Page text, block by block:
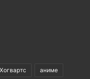
Хогвартс аниме